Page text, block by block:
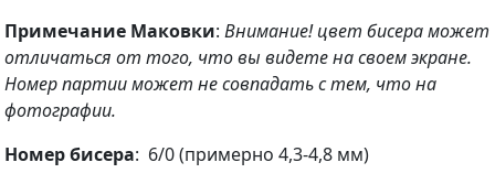
Примечание Маковки: Внимание! цвет бисера может
отличаться от того, что вы видете на своем экране.
Номер партии может не совпадать с тем, что на
фотографии.
Номер бисера: 6/0 (примерно 4,3-4,8 мм)